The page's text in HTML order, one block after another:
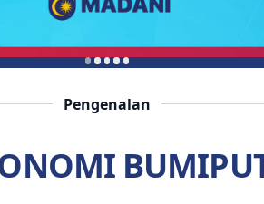
Pengenalan